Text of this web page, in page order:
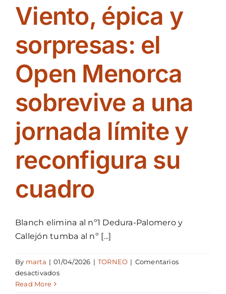
refuerza
con
retransmisiones
internacionales
en
tramo
decisivo
Viento, épica y
sorpresas: el
Open Menorca
sobrevive a una
jornada límite y
reconfigura su
cuadro
Blanch elimina al nº1 Dedura-Palomero y
Callejón tumba al nº [...]
By marta | 01/04/2026 | TORNEO | Comentarios
desactivadosen
Read More